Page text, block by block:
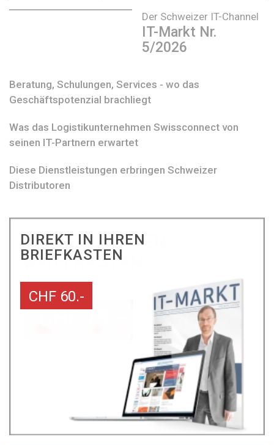
Der Schweizer IT-Channel
IT-Markt Nr.
5/2026
Beratung, Schulungen, Services - wo das
Geschäftspotenzial brachliegt
Was das Logistikunternehmen Swissconnect von
seinen IT-Partnern erwartet
Diese Dienstleistungen erbringen Schweizer
Distributoren
DIREKT IN IHREN
BRIEFKASTEN
CHF 60.-